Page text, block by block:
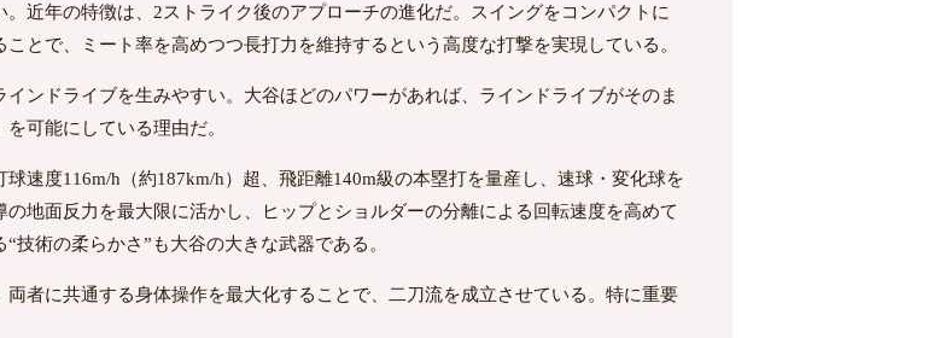
近年の特徴は、2ストライク後のアプローチの進化だ。スイングをコンパクトに
とで、ミート率を高めつつ長打力を維持するという高度な打撃を実現している。
ンドライブを生みやすい。大谷ほどのパワーがあれば、ラインドライブがそのま
可能にしている理由だ。
速度116m/h（約187km/h）超、飛距離140m級の本塁打を量産し、速球・変化球を
地面反力を最大限に活かし、ヒップとショルダーの分離による回転速度を高めて
技術の柔らかさ”も大谷の大きな武器である。
者に共通する身体操作を最大化することで、二刀流を成立させている。特に重要